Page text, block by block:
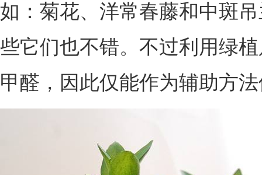
如：菊花、洋常春藤和中斑
些它们也不错。不过利用绿
甲醛，因此仅能作为辅助方